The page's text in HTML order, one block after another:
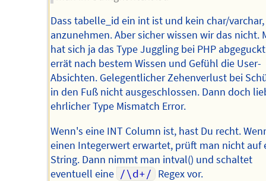
Dass tabelle_id ein int ist und kein char/
anzunehmen. Aber sicher wissen wir das nicht.
hat sich ja das Type Juggling bei PHP
errät nach bestem Wissen und Gefühl die User-
Absichten. Gelegentlicher Zehenverlust bei
in den Fuß nicht ausgeschlossen. Dann doch
ehrlicher Type Mismatch Error.
Wenn's eine INT Column ist, hast Du recht.
einen Integerwert erwartet, prüft man nicht auf
String. Dann nimmt man intval() und schaltet
eventuell eine /\d+/ Regex vor.